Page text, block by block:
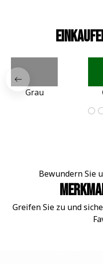
Grau
Bewundern Sie
Greifen Sie zu und